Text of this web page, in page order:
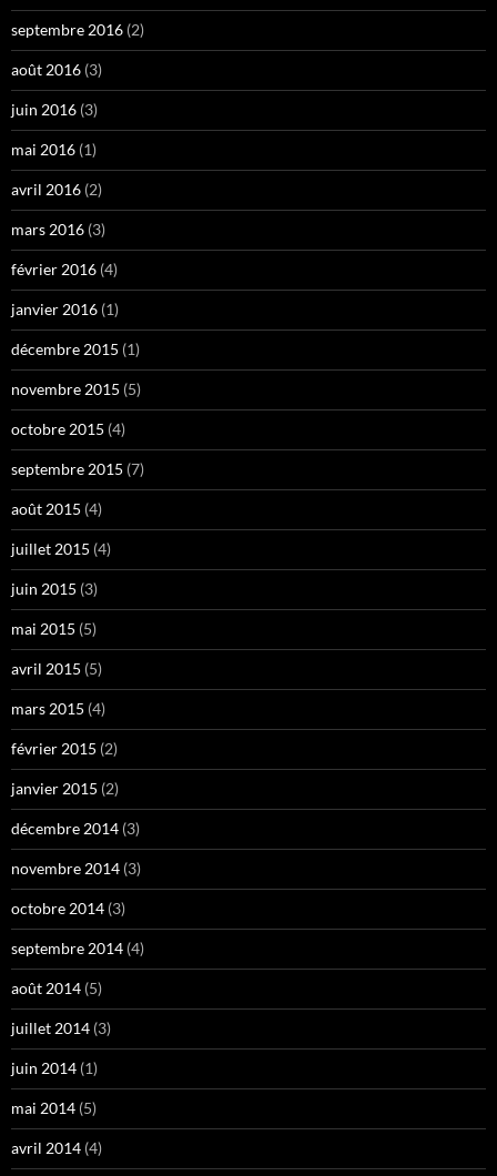
septembre 2016 (2)
août 2016 (3)
juin 2016 (3)
mai 2016 (1)
avril 2016 (2)
mars 2016 (3)
février 2016 (4)
janvier 2016 (1)
décembre 2015 (1)
novembre 2015 (5)
octobre 2015 (4)
septembre 2015 (7)
août 2015 (4)
juillet 2015 (4)
juin 2015 (3)
mai 2015 (5)
avril 2015 (5)
mars 2015 (4)
février 2015 (2)
janvier 2015 (2)
décembre 2014 (3)
novembre 2014 (3)
octobre 2014 (3)
septembre 2014 (4)
août 2014 (5)
juillet 2014 (3)
juin 2014 (1)
mai 2014 (5)
avril 2014 (4)